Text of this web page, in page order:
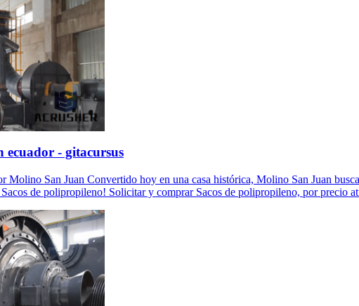
ecuador - gitacursus
Molino San Juan Convertido hoy en una casa histórica, Molino San Juan
de polipropileno! Solicitar y comprar Sacos de polipropileno, por precio